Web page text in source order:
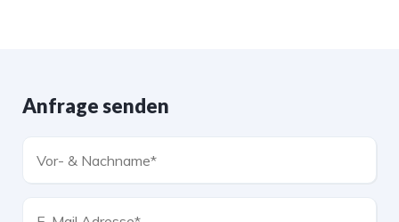
Anfrage senden